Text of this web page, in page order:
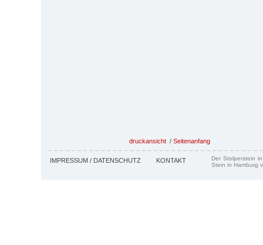
druckansicht / Seitenanfang
IMPRESSUM / DATENSCHUTZ KONTAKT
Der Stolperstein
Stein in Hamburg